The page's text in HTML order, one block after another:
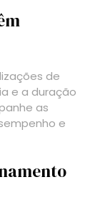
de
e a duração
as
e